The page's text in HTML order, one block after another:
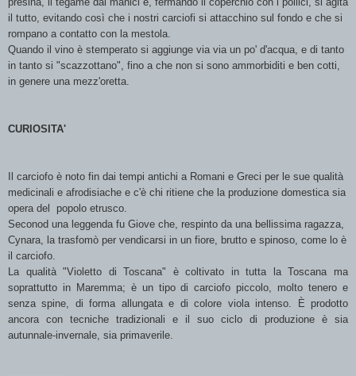
il tutto, evitando così che i nostri carciofi si attacchino sul fondo e che si
rompano a contatto con la mestola.
Quando il vino è stemperato si aggiunge via via un po' d'acqua, e di tanto
in tanto si "scazzottano", fino a che non si sono ammorbiditi e ben cotti,
in genere una mezz'oretta.
CURIOSITA'
Il carciofo è noto fin dai tempi antichi a Romani e Greci per le sue qualità
medicinali e afrodisiache e c'è chi ritiene che la produzione domestica sia
opera del popolo etrusco.
Seconod una leggenda fu Giove che, respinto da una bellissima ragazza,
Cynara, la trasfomò per vendicarsi in un fiore, brutto e spinoso, come lo è
il carciofo.
La qualità "Violetto di Toscana" è coltivato in tutta la Toscana ma
soprattutto in Maremma; è un tipo di carciofo piccolo, molto tenero e
senza spine, di forma allungata e di colore viola intenso. È prodotto
ancora con tecniche tradizionali e il suo ciclo di produzione è sia
autunnale-invernale, sia primaverile.